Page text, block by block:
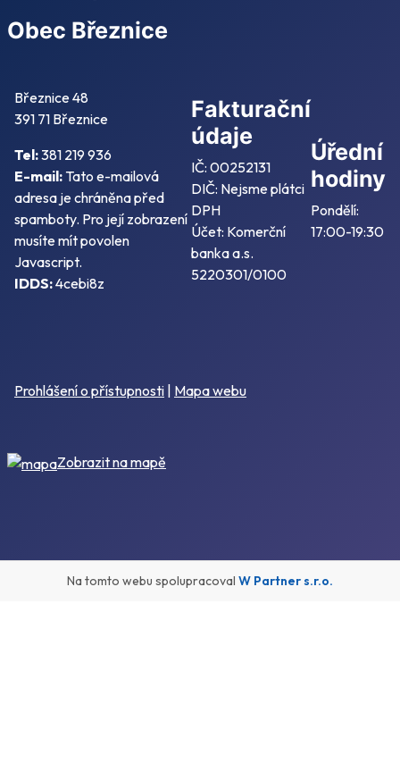
Obec Březnice
Březnice 48
391 71 Březnice
Tel:381 219 936
E-mail: Tato e-mailová
adresa je chráněna před
spamboty. Pro její zobrazení
musíte mít povolen
Javascript.
IDDS:4cebi8z
Fakturační
údaje
IČ: 00252131
DIČ: Nejsme plátci
DPH
Účet: Komerční
banka a.s.
5220301/0100
Úřední
hodiny
Pondělí:
17:00-19:30
Prohlášení o přístupnosti | Mapa webu
Zobrazit na mapě
Na tomto webu spolupracoval W Partner s.r.o.